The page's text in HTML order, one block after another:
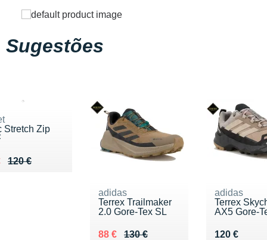
Sugestões
Stretch Zip
120 €
de 120 €
90 €
adidas
Terrex Trailmaker
2.0 Gore-Tex SL
130 €
Au lieu de 130 €
88 €
Vendu 88 €
adidas
Terrex
AX5 Gore-
120 €
Vendu 120